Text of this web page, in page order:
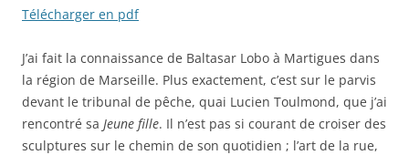
Télécharger en pdf
J’ai fait la connaissance de Baltasar Lobo à Martigues dans
la région de Marseille. Plus exactement, c’est sur le parvis
devant le tribunal de pêche, quai Lucien Toulmond, que j’ai
rencontré sa Jeune fille. Il n’est pas si courant de croiser des
sculptures sur le chemin de son quotidien ; l’art de la rue,